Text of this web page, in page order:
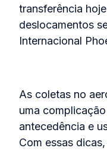
transferência
deslocamentos
Internacional
As coletas no
uma
antecedência e
Com essas